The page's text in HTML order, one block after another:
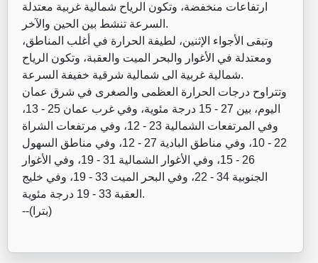
ارتفاعات منخفضة، وتكون الرياح شمالية غربية معتدلة
السرعة تنشط بين الحين والآخر.
وتبقى الأجواء الإثنين، لطيفة الحرارة في أغلب المناطق،
ومعتدلة في الأغوار والبحر الميت والعقبة، وتكون الرياح
شمالية غربية الى شمالية شرقية خفيفة السرعة.
وتتراوح درجات الحرارة العظمى والصغرى في شرق عمان
اليوم، بين 27 - 15 درجة مئوية، وفي غرب عمان 25 - 13،
وفي المرتفعات الشمالية 23 - 12، وفي مرتفعات الشراة
22 - 10، وفي مناطق البادية 27 - 12، وفي مناطق السهول
26 - 15، وفي الأغوار الشمالية 31 - 19، وفي الأغوار
الجنوبية 34 - 22، وفي البحر الميت 33 - 19، وفي خليج
العقبة 33 - 19 درجة مئوية.
--(بترا)